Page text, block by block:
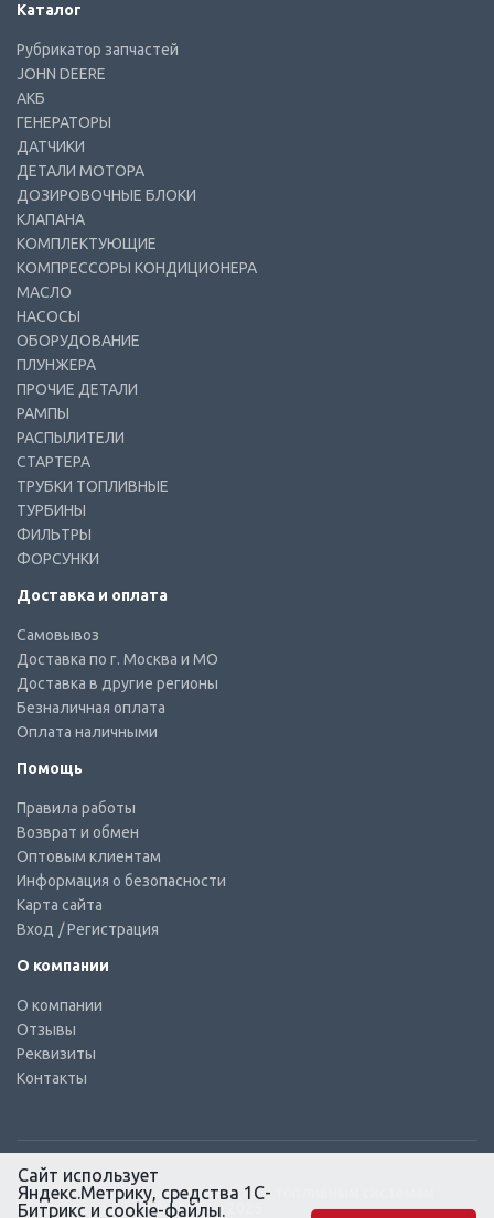
Каталог
Рубрикатор запчастей
JOHN DEERE
АКБ
ГЕНЕРАТОРЫ
ДАТЧИКИ
ДЕТАЛИ МОТОРА
ДОЗИРОВОЧНЫЕ БЛОКИ
КЛАПАНА
КОМПЛЕКТУЮЩИЕ
КОМПРЕССОРЫ КОНДИЦИОНЕРА
МАСЛО
НАСОСЫ
ОБОРУДОВАНИЕ
ПЛУНЖЕРА
ПРОЧИЕ ДЕТАЛИ
РАМПЫ
РАСПЫЛИТЕЛИ
СТАРТЕРА
ТРУБКИ ТОПЛИВНЫЕ
ТУРБИНЫ
ФИЛЬТРЫ
ФОРСУНКИ
Доставка и оплата
Самовывоз
Доставка по г. Москва и МО
Доставка в другие регионы
Безналичная оплата
Оплата наличными
Помощь
Правила работы
Возврат и обмен
Оптовым клиентам
Информация о безопасности
Карта сайта
Вход / Регистрация
О компании
О компании
Отзывы
Реквизиты
Контакты
© КТС-Дизель – Комплектующие к топливным системам
Все права защищены, 2003 – 2025
Сайт использует
Яндекс.Метрику, средства 1С-
Битрикс и cookie-файлы.